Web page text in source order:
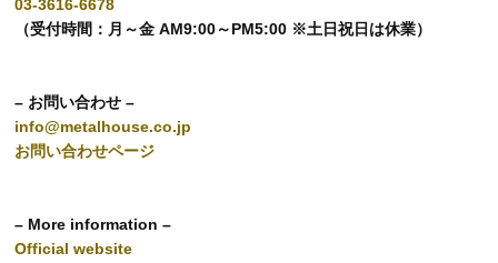
03-3616-6678
（受付時間：月～金 AM9:00～PM5:00 ※土日祝日は休業）
– お問い合わせ –
info@metalhouse.co.jp
お問い合わせページ
– More information –
Official website